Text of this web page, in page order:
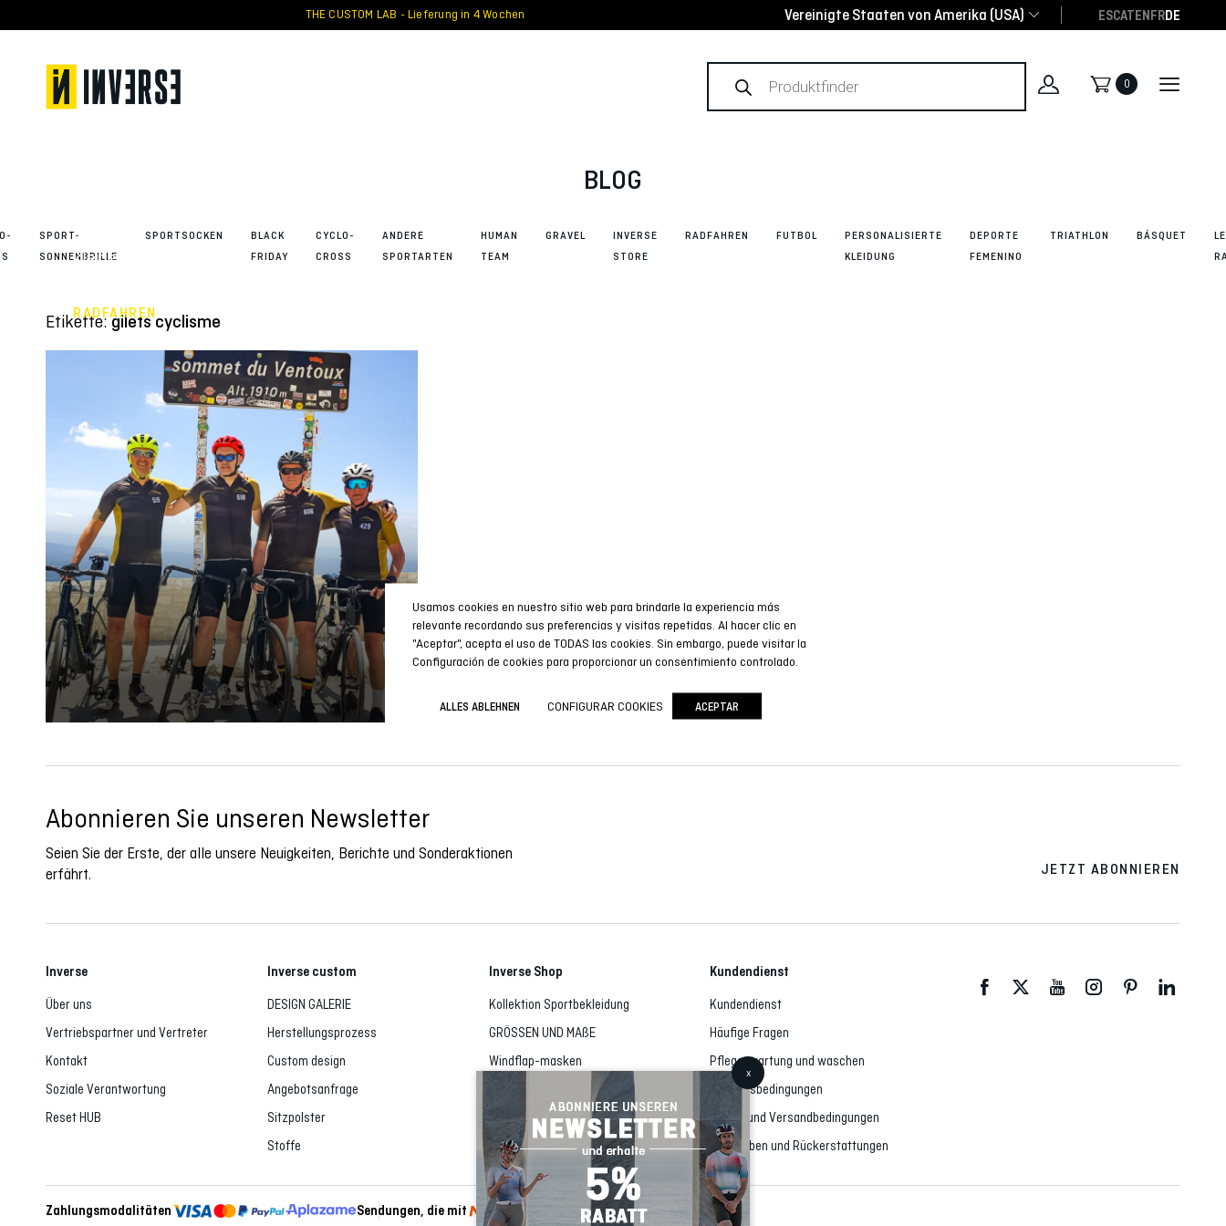
to
THE CUSTOM LAB - Lieferung in 4 Wochen Vereinigte Staaten von Amerika (USA) ESCATENFRDE
Products
search
0
BLOG
SPORT-
SONNENBRILLE
SPORTSOCKEN
BLACK
FRIDAY
CYCLO-
CROSS
ANDERE
SPORTARTEN
HUMAN
TEAM
GRAVEL
INVERSE
STORE
RADFAHREN FUTBOL
PERSONALISIERTE
KLEIDUNG
DEPORTE
FEMENINO
TRIATHLON BÁSQUET
Etikette: gilets cyclisme
Provence“
kleidet sich
RADFAHREN
Abonnieren Sie unseren Newsletter
Seien Sie der Erste, der alle unsere Neuigkeiten, Berichte und Sonderaktionen
erfährt.
JETZT ABONNIEREN
Inverse
Über uns
Vertriebspartner und Vertreter
Kontakt
Soziale Verantwortung
Reset HUB
Inverse custom
DESIGN GALERIE
Herstellungsprozess
Custom design
Angebotsanfrage
Sitzpolster
Stoffe
Inverse Shop
Kollektion Sportbekleidung
GRÖSSEN UND MAßE
Windflap-masken
Outlet
Kundendienst
Kundendienst
Häufige Fragen
Pflege, wartung und waschen
Vertragsbedingungen
Liefer- und Versandbedingungen
Rückgaben und Rückerstattungen
Zahlungsmodalitäten Sendungen, die mit Sicherheit
Usamos cookies en nuestro sitio web para brindarle la experiencia más
relevante recordando sus preferencias y visitas repetidas. Al hacer clic en
"Aceptar", acepta el uso de TODAS las cookies. Sin embargo, puede visitar la
Configuración de cookies para proporcionar un consentimiento controlado.
ALLES ABLEHNEN CONFIGURAR COOKIES ACEPTAR